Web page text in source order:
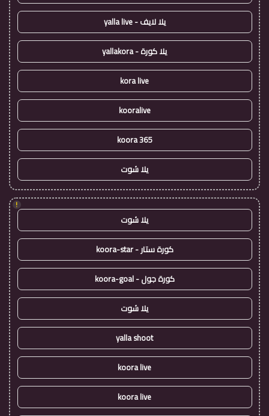
يلا لايف - yalla live
يلا كورة - yallakora
kora live
kooralive
koora 365
يلا شوت
!
يلا شوت
كورة ستار - koora-star
كورة جول - koora-goal
يلا شوت
yalla shoot
koora live
koora live